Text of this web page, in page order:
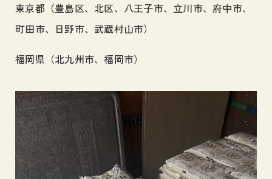
東京都（豊島区、北区、八王子市、立川市、府中市、
町田市、日野市、武蔵村山市）
福岡県（北九州市、福岡市）